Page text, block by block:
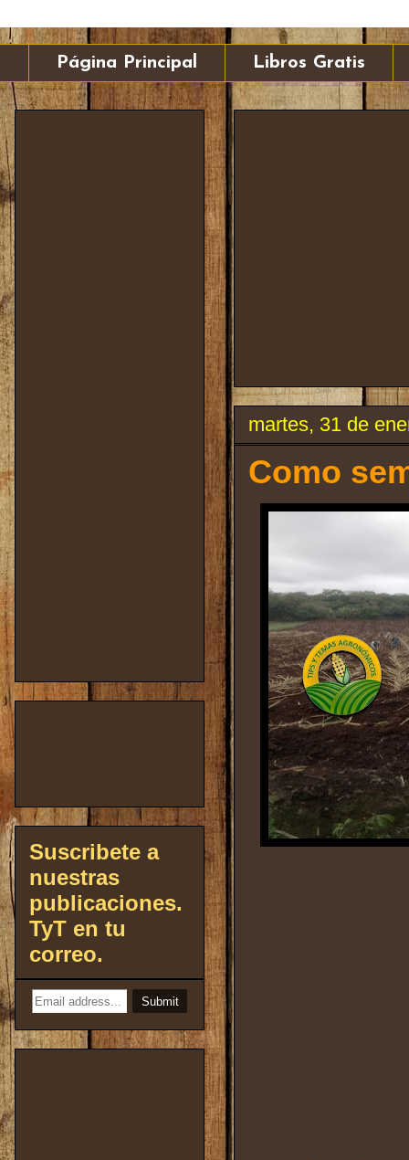
Página Principal Libros Gratis
martes, 31 de
Como
Suscribete a
nuestras
publicaciones.
TyT en tu
correo.